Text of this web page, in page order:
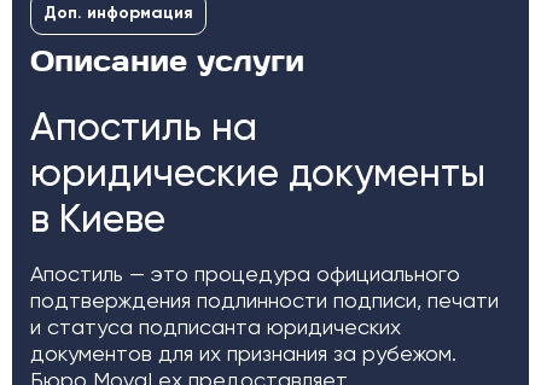
Описание услуги
Доп. информация
Апостиль на
юридические документы
в Киеве
Апостиль — это процедура официального
подтверждения подлинности подписи, печати
и статуса подписанта юридических
документов для их признания за рубежом.
Бюро MovaLex предоставляет